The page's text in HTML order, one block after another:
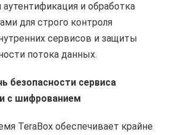
и обработка
для строго контроля
сервисов и защиты
потока данных.
безопасности сервиса
с шифрованием
TeraBox обеспечивает крайне